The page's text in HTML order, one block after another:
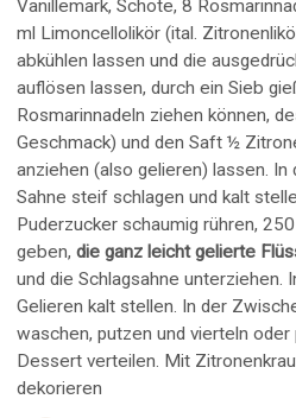
Vanillemark, Schote, 8
ml Limoncellolikör (ital.
abkühlen lassen und die
auflösen lassen, durch ein Sieb
Rosmarinnadeln ziehen können,
Geschmack) und den Saft ½
anziehen (also gelieren) lassen.
Sahne steif schlagen und kalt
Puderzucker schaumig rühren,
geben,die ganz leicht gelierte
und die Schlagsahne unterziehen.
Gelieren kalt stellen. In der
waschen, putzen und vierteln
Dessert verteilen. Mit
dekorieren